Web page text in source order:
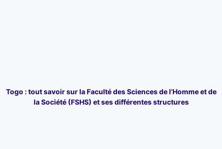
Togo : tout savoir sur la Faculté des Sciences de l’Homme et de
la Société (FSHS) et ses différentes structures